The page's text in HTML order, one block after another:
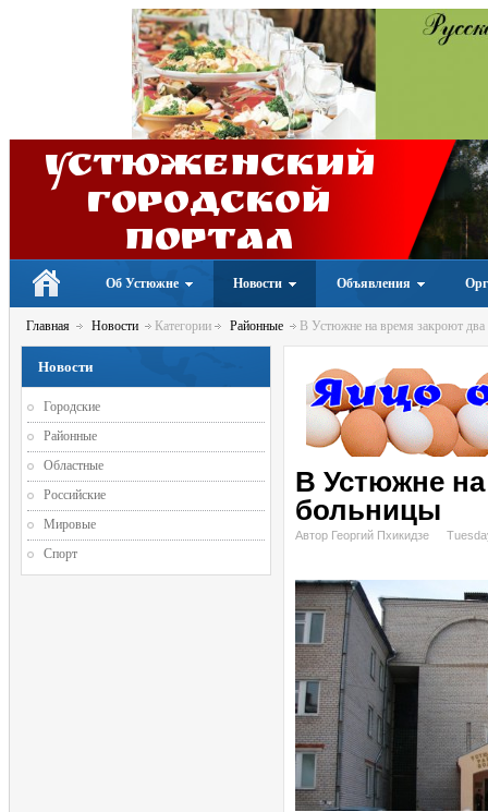
Устюженский
Городской
портал
Об Устюжне Новости Объявления
Главная Новости Категории Районные В Устюжне на время закроют два
В Устюжне
больницы
Автор Георгий Пхикидзе
Новости
Городские
Районные
Областные
Российские
Мировые
Спорт